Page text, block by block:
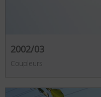
2002/03
Coupleurs